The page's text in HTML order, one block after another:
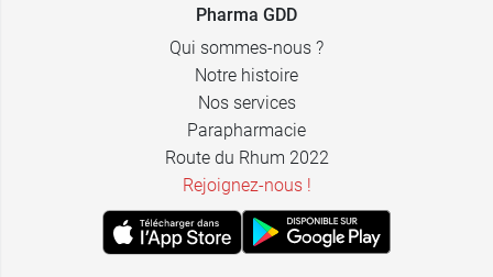
Pharma GDD
Qui sommes-nous ?
Notre histoire
Nos services
Parapharmacie
Route du Rhum 2022
Rejoignez-nous !